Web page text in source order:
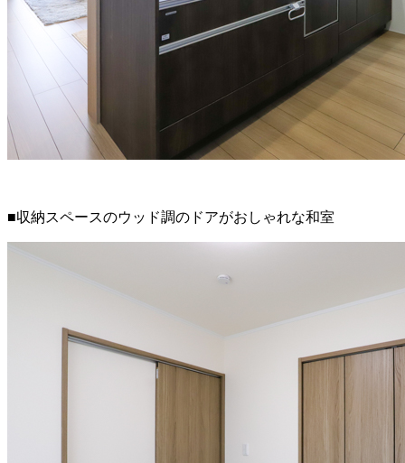
■収納スペースのウッド調のドアがおしゃれな和室